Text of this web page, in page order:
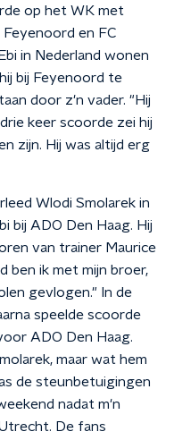
op het WK met
en FC
in Nederland wonen
bij Feyenoord te
door z'n vader. "Hij
keer scoorde zei hij
zijn. Hij was altijd erg
Wlodi Smolarek in
bij ADO Den Haag. Hij
van trainer Maurice
ben ik met mijn broer,
gevlogen." In de
speelde scoorde
ADO Den Haag.
maar wat hem
de steunbetuigingen
nadat m'n
De fans